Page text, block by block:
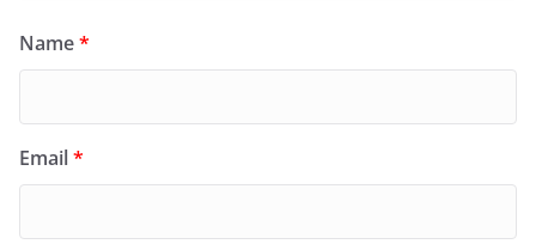
Name*
Email*